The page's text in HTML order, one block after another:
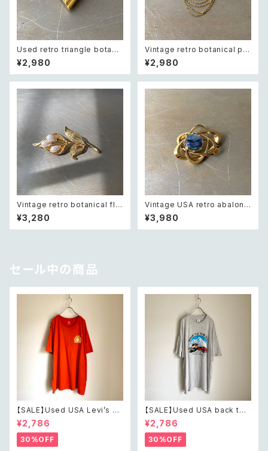
Used retro triangle botani
cal lace design brooch レト
ロ ユーズド アクセサリー トライ
アングル ボタニカル レース デ
¥2,980
Vintage retro botanical pe
arl×bijou brooch レトロ ヴィ
ンテージ アクセサリー ボタニカ
ル パール×ビジュー ドレープ チ
¥2,980
Vintage retro botanical flo
wer pearl brooch レトロ ヴィ
ンテージ アクセサリー ボタニカ
ル フラワー パール ブローチ
¥3,280
Vintage USA retro abalone
shell cosmic design brooc
h レトロ アメリカ ヴィンテージ
アクセサリー 天然石 アバロンシ
¥3,980
セール中の商品
【SALE】Used USA Levi’s su
nrise design orange t shirt
レトロ アメリカ ユーズド 古着
リーバイス サンライズ デザイン
オレンジ Tシャツ XXL
¥2,786
30%OFF
【SALE】Used USA back to t
he 80s car design t shirt レ
トロ アメリカ ユーズド 古着 カ
ーデザイン ライトグレー Tシャ
ツ XXL
¥2,786
30%OFF